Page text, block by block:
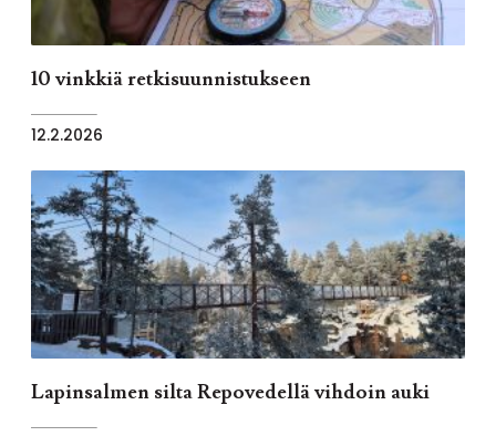
10 vinkkiä retkisuunnistukseen
12.2.2026
Lapinsalmen silta Repovedellä vihdoin auki